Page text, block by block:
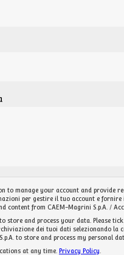
to manage your account and provide
per gestire il tuo account e
content from CAEM-Magrini S.p.A. /
store and process your data. Please
dei tuoi dati selezionando la
to store and process my
at any time.
Privacy Policy